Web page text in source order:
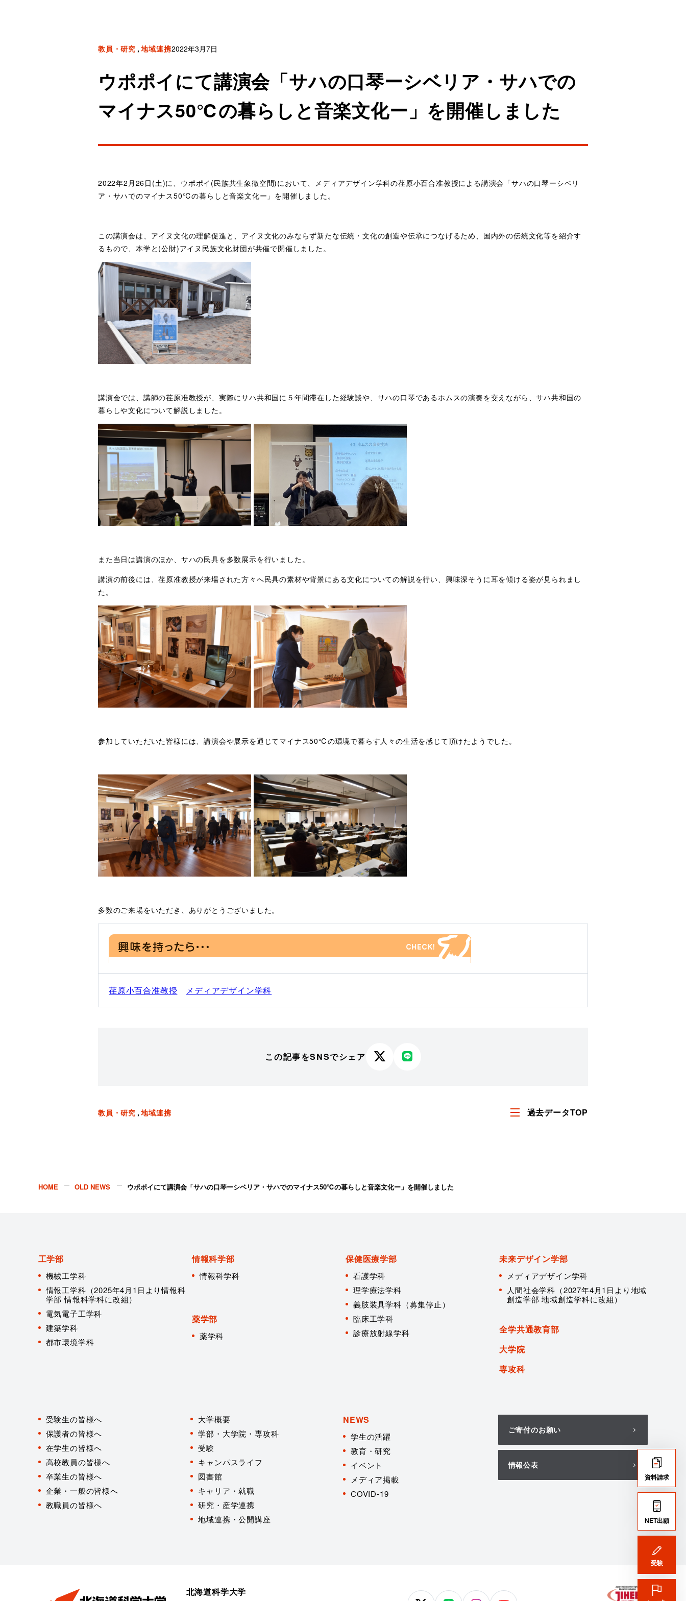
資料請求
NET出願
受験
教員・研究 地域連携2022年3月7日
ウポポイにて講演会「サハの口琴ーシベリア・サハでの
マイナス50℃の暮らしと音楽文化ー」を開催しました
2022年2月26日(土)に、ウポポイ(民族共生象徴空間)において、メディアデザイン学科の荏原小百合准教授による講演会「サハの口琴ーシベリ
ア・サハでのマイナス50℃の暮らしと音楽文化ー」を開催しました。
この講演会は、アイヌ文化の理解促進と、アイヌ文化のみならず新たな伝統・文化の創造や伝承につなげるため、国内外の伝統文化等を紹介す
るもので、本学と(公財)アイヌ民族文化財団が共催で開催しました。
講演会では、講師の荏原准教授が、実際にサハ共和国に５年間滞在した経験談や、サハの口琴であるホムスの演奏を交えながら、サハ共和国の
暮らしや文化について解説しました。
また当日は講演のほか、サハの民具を多数展示を行いました。
講演の前後には、荏原准教授が来場された方々へ民具の素材や背景にある文化についての解説を行い、興味深そうに耳を傾ける姿が見られまし
た。
参加していただいた皆様には、講演会や展示を通じてマイナス50℃の環境で暮らす人々の生活を感じて頂けたようでした。
多数のご来場をいただき、ありがとうございました。
荏原小百合准教授 メディアデザイン学科
この記事をSNSでシェア
X
LINE
教員・研究 地域連携 過去データTOP
HOME OLD NEWS ウポポイにて講演会「サハの口琴ーシベリア・サハでのマイナス50℃の暮らしと音楽文化ー」を開催しました
工学部
機械工学科
情報工学科（2025年4月1日より情報科
学部 情報科学科に改組）
電気電子工学科
建築学科
都市環境学科
情報科学部
情報科学科
薬学部
薬学科
保健医療学部
看護学科
理学療法学科
義肢装具学科（募集停止）
臨床工学科
診療放射線学科
未来デザイン学部
メディアデザイン学科
人間社会学科（2027年4月1日より地域
創造学部 地域創造学科に改組）
全学共通教育部
大学院
専攻科
大学概要
学部・大学院・専攻科
受験
キャンパスライフ
図書館
キャリア・就職
研究・産学連携
地域連携・公開講座
者
別
受験生の皆様へ
保護者の皆様へ
在学生の皆様へ
高校教員の皆様へ
卒業生の皆様へ
企業・一般の皆様へ
教職員の皆様へ
NEWS
学生の活躍
教育・研究
イベント
メディア掲載
COVID-19
ご寄付のお願い
情報公表
北海道科学大学